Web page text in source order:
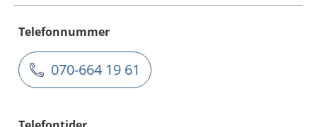
Telefonnummer
070-664 19 61